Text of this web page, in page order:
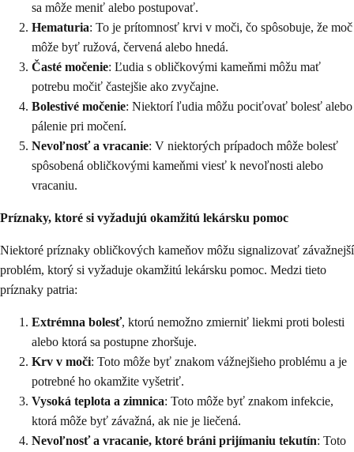
sa môže meniť alebo postupovať.
Hematuria: To je prítomnosť krvi v moči, čo spôsobuje, že moč
môže byť ružová, červená alebo hnedá.
Časté močenie: Ľudia s obličkovými kameňmi môžu mať
potrebu močiť častejšie ako zvyčajne.
Bolestivé močenie: Niektorí ľudia môžu pociťovať bolesť alebo
pálenie pri močení.
Nevoľnosť a vracanie: V niektorých prípadoch môže bolesť
spôsobená obličkovými kameňmi viesť k nevoľnosti alebo
vracaniu.
Príznaky, ktoré si vyžadujú okamžitú lekársku pomoc
Niektoré príznaky obličkových kameňov môžu signalizovať závažnejší
problém, ktorý si vyžaduje okamžitú lekársku pomoc. Medzi tieto
príznaky patria:
Extrémna bolesť, ktorú nemožno zmierniť liekmi proti bolesti
alebo ktorá sa postupne zhoršuje.
Krv v moči: Toto môže byť znakom vážnejšieho problému a je
potrebné ho okamžite vyšetriť.
Vysoká teplota a zimnica: Toto môže byť znakom infekcie,
ktorá môže byť závažná, ak nie je liečená.
Nevoľnosť a vracanie, ktoré bráni prijímaniu tekutín: Toto